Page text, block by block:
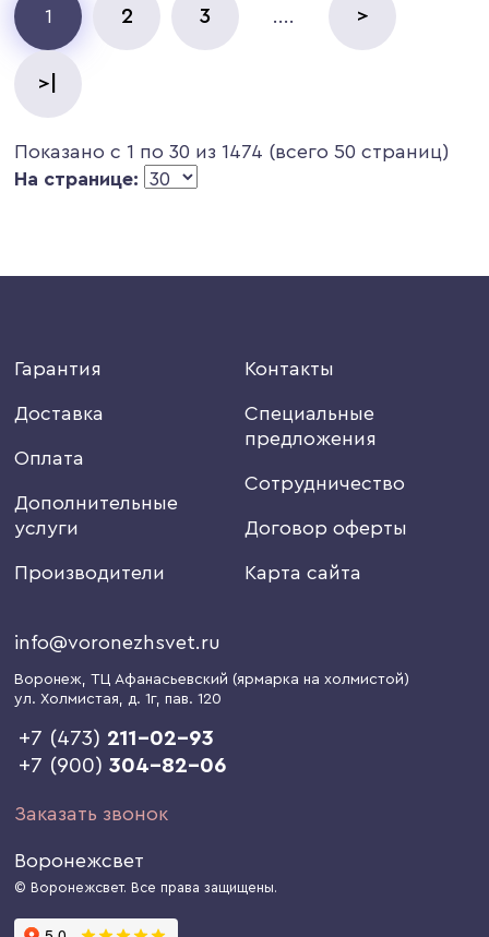
1 2 3 .... >
>|
Показано с 1 по 30 из 1474 (всего 50 страниц)
На странице:
Гарантия
Доставка
Оплата
Дополнительные
услуги
Производители
Контакты
Специальные
предложения
Сотрудничество
Договор оферты
Карта сайта
info@voronezhsvet.ru
Воронеж
, ТЦ Афанасьевский (ярмарка на холмистой)
ул. Холмистая, д. 1г, пав. 120
+7 (473) 211-02-93
+7 (900)304-82-06
Заказать звонок
Воронежсвет
© Воронежсвет. Все права защищены.